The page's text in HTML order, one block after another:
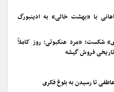
با «بهشت خالی» به ادینبورگ
شکست؛ «مرد عنکبوتی: روز کاملاً
فروش گیشه
تا رسیدن به بلوغ فکری